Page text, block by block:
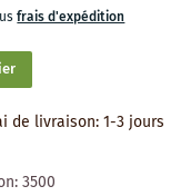
frais d'expédition
de livraison: 1-3 jours
3500